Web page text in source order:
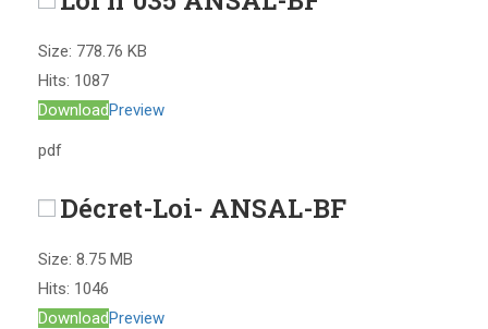
Size: 778.76 KB
Hits: 1087
DownloadPreview
pdf
Décret-Loi- ANSAL-BF
Size: 8.75 MB
Hits: 1046
DownloadPreview